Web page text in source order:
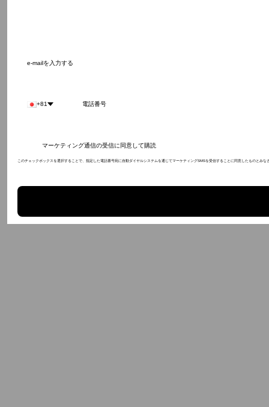
+81
マーケティング通信の受信に同意して購読
このチェックボックスを選択することで、指定した電話番号宛に自動ダイヤルシステムを通じてマーケティングSMSを受信することに同意したものと